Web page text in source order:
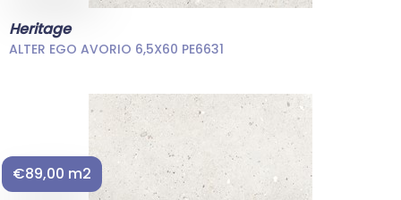
Heritage
ALTER EGO AVORIO 6,5X60 PE6631
€89,00 m2